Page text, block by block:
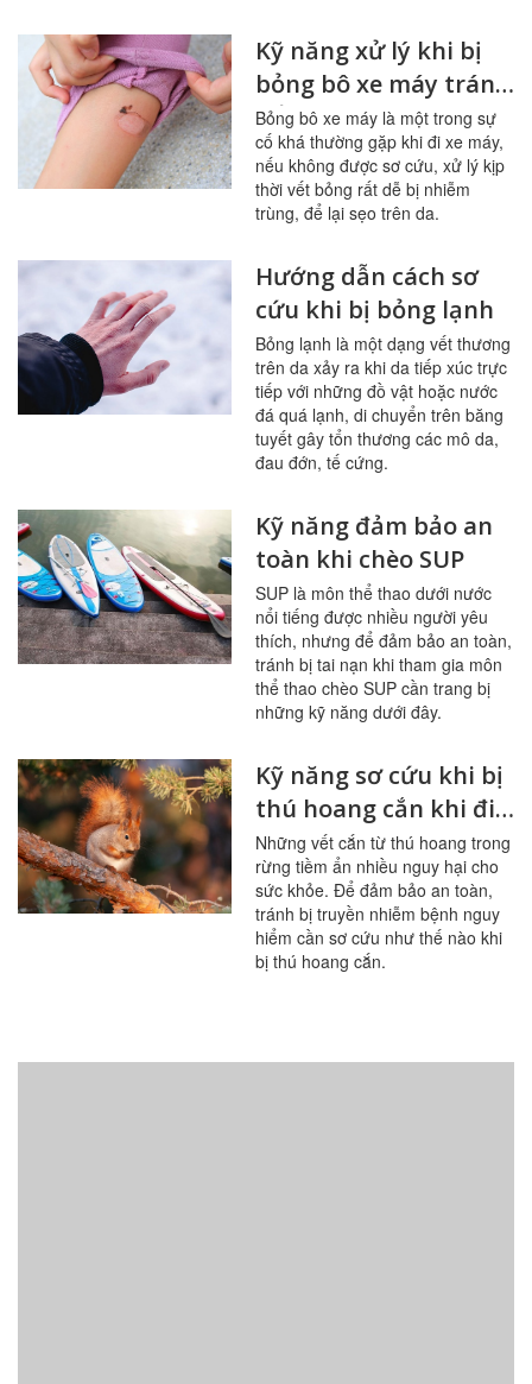
Kỹ năng xử lý khi bị
bỏng bô xe máy tránh
để lại sẹo
Bỏng bô xe máy là một trong sự
cố khá thường gặp khi đi xe máy,
nếu không được sơ cứu, xử lý kịp
thời vết bỏng rất dễ bị nhiễm
trùng, để lại sẹo trên da.
Hướng dẫn cách sơ
cứu khi bị bỏng lạnh
Bỏng lạnh là một dạng vết thương
trên da xảy ra khi da tiếp xúc trực
tiếp với những đồ vật hoặc nước
đá quá lạnh, di chuyển trên băng
tuyết gây tổn thương các mô da,
đau đớn, tế cứng.
Kỹ năng đảm bảo an
toàn khi chèo SUP
SUP là môn thể thao dưới nước
nổi tiếng được nhiều người yêu
thích, nhưng để đảm bảo an toàn,
tránh bị tai nạn khi tham gia môn
thể thao chèo SUP cần trang bị
những kỹ năng dưới đây.
Kỹ năng sơ cứu khi bị
thú hoang cắn khi đi
rừng
Những vết cắn từ thú hoang trong
rừng tiềm ẩn nhiều nguy hại cho
sức khỏe. Để đảm bảo an toàn,
tránh bị truyền nhiễm bệnh nguy
hiểm cần sơ cứu như thế nào khi
bị thú hoang cắn.